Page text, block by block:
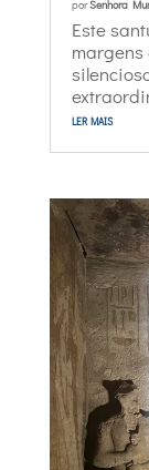
porSenhora
Este
ler mais